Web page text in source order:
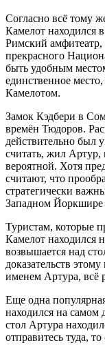
Согласно всё тому
Камелот находился
Римский амфитеатр,
прекрасного
быть удобным
единственное
Камелотом.
Замок Кэдбери в
времён Тюдоров.
действительно был
считать, жил Артур,
вероятной. Хотя
считают, что
стратегически
Западном Йоркшире
Туристам, которые
Камелот находился
возвышается над
доказательств
именем Артура, всё
Еще одна
находился на самом
стол Артура
отправитесь туда,